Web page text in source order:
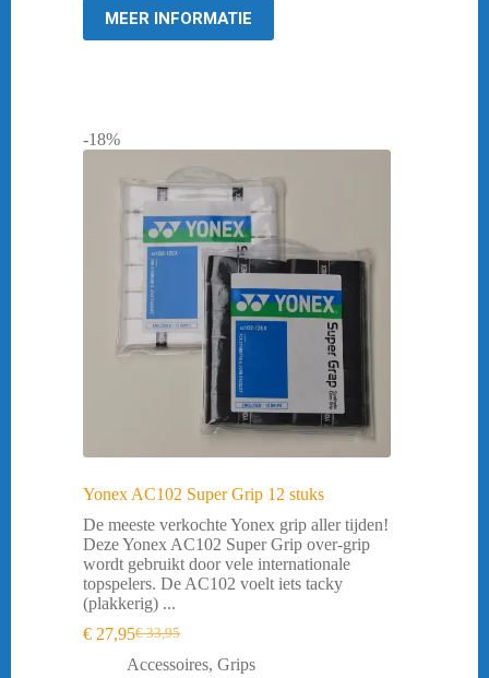
€ 3,95.
€ 2,95.
MEER INFORMATIE
-18%
Yonex AC102 Super Grip 12 stuks
De meeste verkochte Yonex grip aller tijden!
Deze Yonex AC102 Super Grip over-grip
wordt gebruikt door vele internationale
topspelers. De AC102 voelt iets tacky
(plakkerig) ...
€33,95
Oorspronkelijke
prijs
€ 27,95Huidige
prijs
Accessoires, Grips